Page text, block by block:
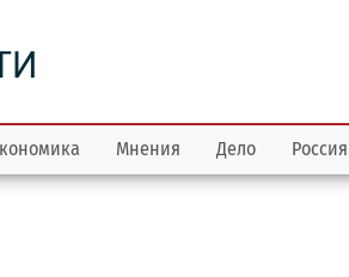
Мнения Дело